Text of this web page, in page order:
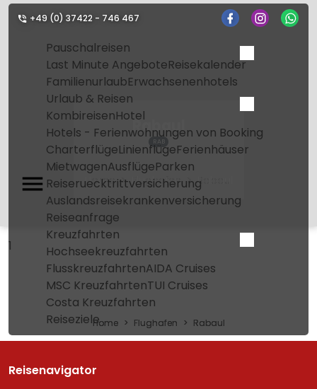
+49 (0) 37422 - 746 467
Pauschalreisen
Last Minute AngeboteReisekalender
FamilienurlaubErwachsenenhotels
Urlaub & Reisen
KombireisenHotel
Hotels - Ferienwohnungen von Booking
CharterflügeLinienflügeFerienhäuser
MietwagenAusflügeParken
Reiseruecktrittversicherung
Auslandsreisekrankenversicherung
Reiseanfrage
Kreuzfahrten
Hochseekreuzfahrten
FlusskreuzfahrtenAIDA Cruises
MSC KreuzfahrtenTUI Cruises
Costa Kreuzfahrten
Reiseziele
Rabaul
RAB
Home Flughafen Rabaul
1
Home Flughafen Rabaul
Reisenavigator